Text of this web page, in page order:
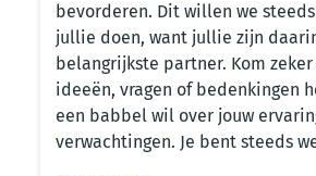
bevorderen. Dit willen we
jullie doen, want jullie zijn
belangrijkste partner. Kom zeker
ideeën, vragen of bedenkingen
een babbel wil over jouw
verwachtingen. Je bent steeds